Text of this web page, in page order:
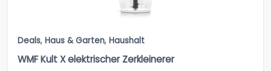
Deals, Haus & Garten, Haushalt
WMF Kult X elektrischer Zerkleinerer